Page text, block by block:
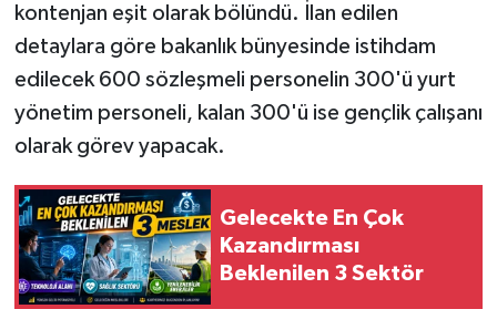
kontenjan eşit olarak bölündü. İlan edilen
detaylara göre bakanlık bünyesinde istihdam
edilecek 600 sözleşmeli personelin 300'ü yurt
yönetim personeli, kalan 300'ü ise gençlik çalışanı
olarak görev yapacak.
Gelecekte En Çok
Kazandırması
Beklenilen 3 Sektör